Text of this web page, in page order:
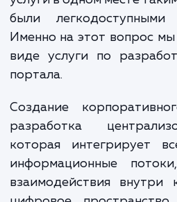
ключевым
сталкиваетесь с
свои корпоративные
услуги в одном месте
Именно на этот вопрос
виде услуги по
портала.
Создание